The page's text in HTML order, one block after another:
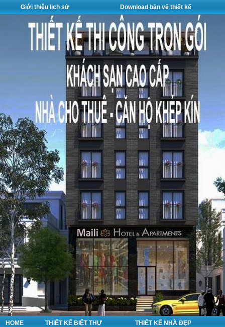
Giới thiệu lịch sử Download bản vẽ thiết kế
HOME THIẾT KẾ BIỆT THỰ THIẾT KẾ NHÀ ĐẸP